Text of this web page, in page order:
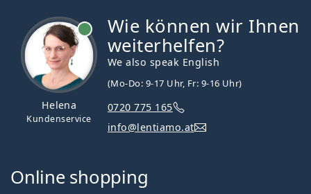
Helena
Kundenservice
Wie können wir Ihnen
weiterhelfen?
We also speak English
(Mo-Do: 9-17 Uhr, Fr: 9-16 Uhr)
0720 775 165
info@lentiamo.at
Online shopping